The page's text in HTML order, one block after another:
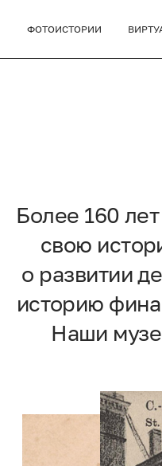
ФОТОИСТОРИИ
Более 160
свою
о развитии
историю
Наши